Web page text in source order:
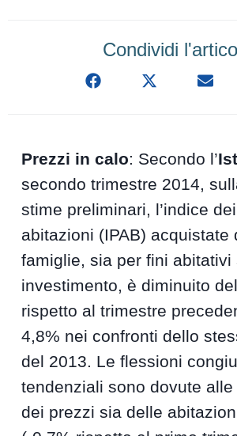
Condividi
Prezzi in calo: Secondo l’
secondo trimestre 2014,
stime preliminari, l’indice
abitazioni (IPAB) acquistate
famiglie, sia per fini abitativi
investimento, è diminuito
rispetto al trimestre
4,8% nei confronti dello
del 2013. Le flessioni
tendenziali sono dovute
dei prezzi sia delle